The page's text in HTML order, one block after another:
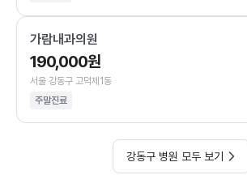
가람내과의원
190,000원
서울 강동구 고덕제1동
주말진료
강동구 병원 모두 보기